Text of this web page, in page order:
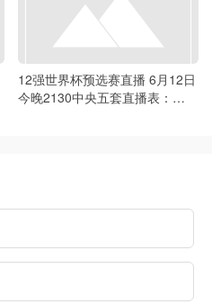
12强世界杯预选赛直播 6月12日
今晚2130中央五套直播表：